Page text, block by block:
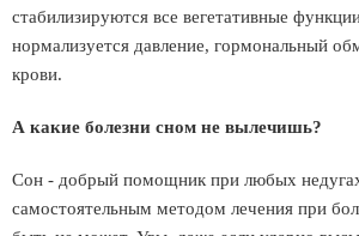
стабилизируются все вегетативные
нормализуется давление, гормональный
крови.
А какие болезни сном не вылечишь?
Сон - добрый помощник при любых
самостоятельным методом лечения при